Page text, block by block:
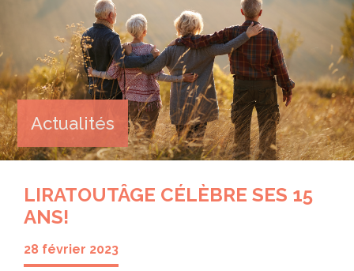
Actualités
LIRATOUTÂGE CÉLÈBRE SES 15
ANS!
28 février 2023